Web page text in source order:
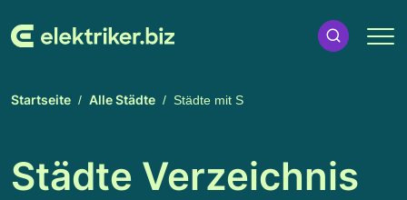
Startseite Alle Städte Städte mit S
Städte Verzeichnis